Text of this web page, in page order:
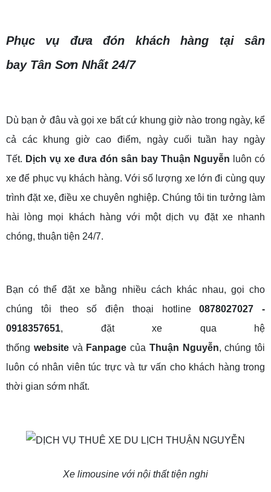
Phục vụ đưa đón khách hàng tại sân
bay Tân Sơn Nhất 24/7
Dù bạn ở đâu và gọi xe bất cứ khung giờ nào trong ngày, kể
cả các khung giờ cao điểm, ngày cuối tuần hay ngày
Tết. Dịch vụ xe đưa đón sân bay Thuận Nguyễn luôn có
xe để phục vụ khách hàng. Với số lượng xe lớn đi cùng quy
trình đặt xe, điều xe chuyên nghiệp. Chúng tôi tin tưởng làm
hài lòng mọi khách hàng với một dịch vụ đặt xe nhanh
chóng, thuận tiện 24/7.
Bạn có thể đặt xe bằng nhiều cách khác nhau, gọi cho
chúng tôi theo số điện thoại hotline0878027027 -
0918357651, đặt xe qua hệ
thống websitevà Fanpage của Thuận Nguyễn, chúng tôi
luôn có nhân viên túc trực và tư vấn cho khách hàng trong
thời gian sớm nhất.
Xe limousine với nội thất tiện nghi